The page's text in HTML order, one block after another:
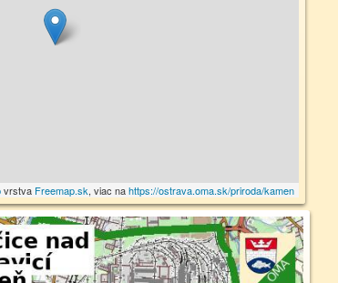
vrstva Freemap.sk, viac nahttps://ostrava.oma.sk/priroda/kamen